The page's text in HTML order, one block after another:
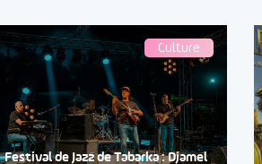
Culture
Festival de Jazz de Tabarka : Djamel